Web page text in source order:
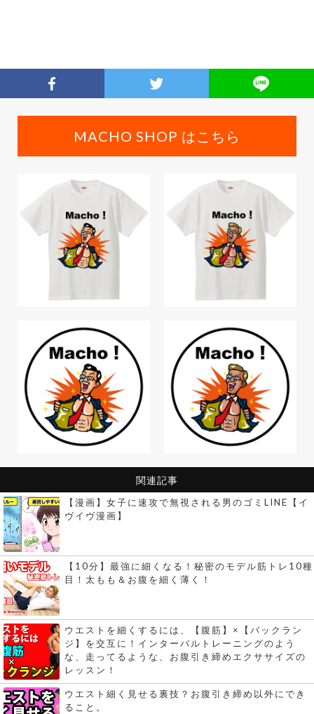
MACHO SHOP はこちら
関連記事
【漫画】女子に速攻で無視される男のゴミLINE【イ
ヴイヴ漫画】
【10分】最強に細くなる！秘密のモデル筋トレ10種
目！太もも＆お腹を細く薄く！
ウエストを細くするには、【腹筋】×【バックラン
ジ】を交互に！インターバルトレーニングのよう
な、走ってるような、お腹引き締めエクササイズの
レッスン！
ウエスト細く見せる裏技？お腹引き締め以外にでき
ること。